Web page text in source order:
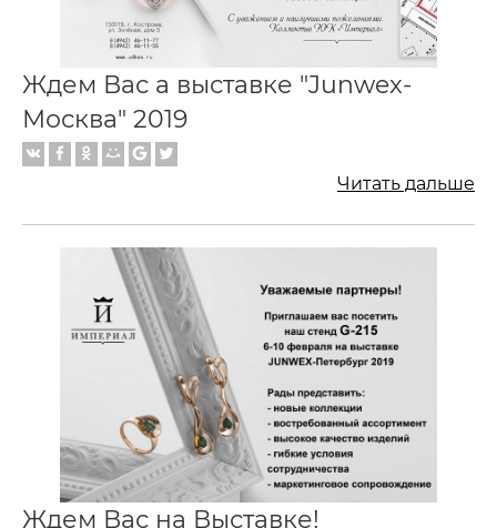
Ждем Вас а выставке "Junwex-
Москва" 2019
Читать дальше
Ждем Вас на Выставке!